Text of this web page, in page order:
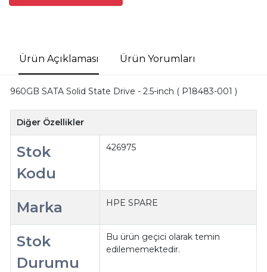
Ürün Açıklaması Ürün Yorumları
960GB SATA Solid State Drive - 2.5-inch ( P18483-001 )
Diğer Özellikler
Stok
Kodu
426975
Marka HPE SPARE
Stok
Durumu
Bu ürün geçici olarak temin
edilememektedir.